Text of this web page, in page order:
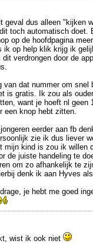
geval dus alleen "kijken
toch automatisch doet.
op de hoofdpagina
ik op help klik krijg ik
verdrongen door de
van dat nummer om snel
is gratis. Ik zou als
want je hoeft nl geen
een knop hebt zitten.
eerder aan fb
zie ik dus liever
mijn kind is zou ik willen
de juiste handeling te
om zo afhankelijk te
denk ik aan Hyves
je hebt me goed
wist ik ook niet